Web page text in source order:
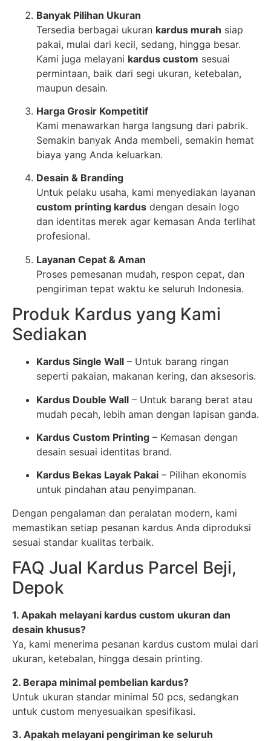
Banyak Pilihan Ukuran
Tersedia berbagai ukuran kardus murah siap
pakai, mulai dari kecil, sedang, hingga besar.
Kami juga melayani kardus custom sesuai
permintaan, baik dari segi ukuran, ketebalan,
maupun desain.
Harga Grosir Kompetitif
Kami menawarkan harga langsung dari pabrik.
Semakin banyak Anda membeli, semakin hemat
biaya yang Anda keluarkan.
Desain & Branding
Untuk pelaku usaha, kami menyediakan layanan
custom printing kardus dengan desain logo
dan identitas merek agar kemasan Anda terlihat
profesional.
Layanan Cepat & Aman
Proses pemesanan mudah, respon cepat, dan
pengiriman tepat waktu ke seluruh Indonesia.
Produk Kardus yang Kami
Sediakan
Kardus Single Wall – Untuk barang ringan
seperti pakaian, makanan kering, dan aksesoris.
Kardus Double Wall – Untuk barang berat atau
mudah pecah, lebih aman dengan lapisan ganda.
Kardus Custom Printing – Kemasan dengan
desain sesuai identitas brand.
Kardus Bekas Layak Pakai – Pilihan ekonomis
untuk pindahan atau penyimpanan.
Dengan pengalaman dan peralatan modern, kami
memastikan setiap pesanan kardus Anda diproduksi
sesuai standar kualitas terbaik.
FAQ Jual Kardus Parcel Beji,
Depok
1. Apakah melayani kardus custom ukuran dan
desain khusus?
Ya, kami menerima pesanan kardus custom mulai dari
ukuran, ketebalan, hingga desain printing.
2. Berapa minimal pembelian kardus?
Untuk ukuran standar minimal 50 pcs, sedangkan
untuk custom menyesuaikan spesifikasi.
3. Apakah melayani pengiriman ke seluruh